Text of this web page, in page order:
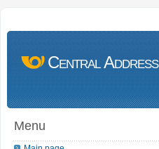
Central Address
Menu